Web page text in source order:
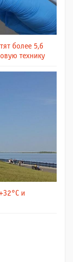
более 5,6
технику
и